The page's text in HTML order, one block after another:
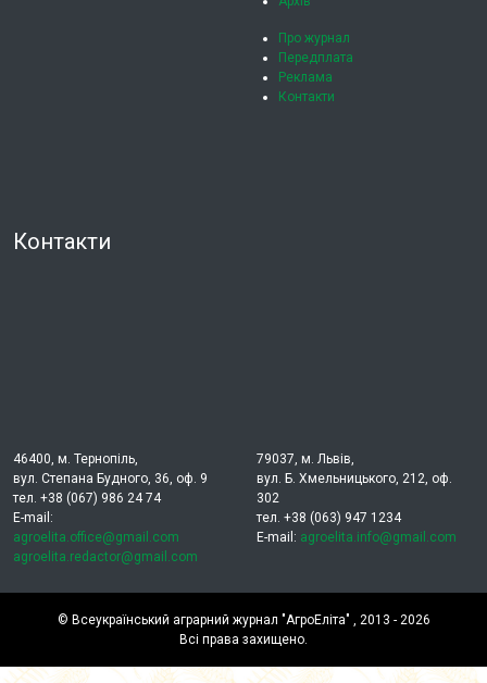
Про журнал
Передплата
Реклама
Контакти
Контакти
46400, м. Тернопіль,
вул. Степана Будного, 36, оф. 9
тел. +38 (067) 986 24 74
E-mail:
agroelita.office@gmail.com
agroelita.redactor@gmail.com
79037, м. Львів,
вул. Б. Хмельницького, 212, оф.
302
тел. +38 (063) 947 1234
E-mail: agroelita.info@gmail.com
© Всеукраїнський аграрний журнал "АгроЕліта" , 2013 - 2026
Всі права захищено.